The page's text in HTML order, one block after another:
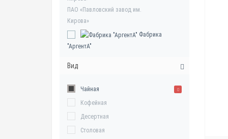
ПАО «Павловский завод им.
Кирова»
Фабрика
"АргентА"
Вид
Чайная
Кофейная
Десертная
Столовая